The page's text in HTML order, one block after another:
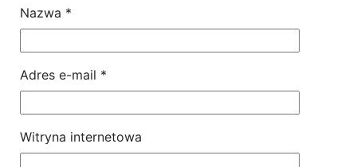
Nazwa *
Adres e-mail *
Witryna internetowa